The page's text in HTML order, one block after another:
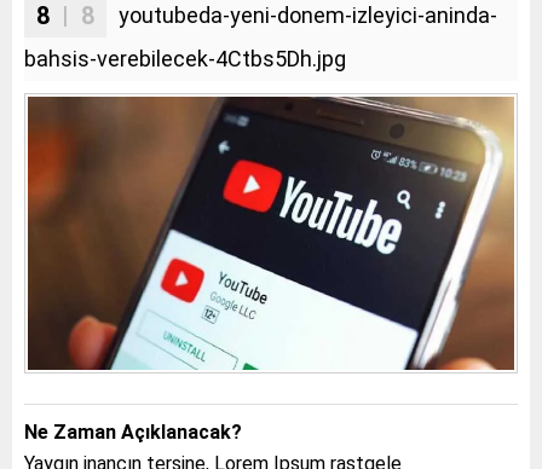
8 | 8
youtubeda-yeni-donem-izleyici-aninda-
bahsis-verebilecek-4Ctbs5Dh.jpg
Ne Zaman Açıklanacak?
Yaygın inancın tersine, Lorem Ipsum rastgele